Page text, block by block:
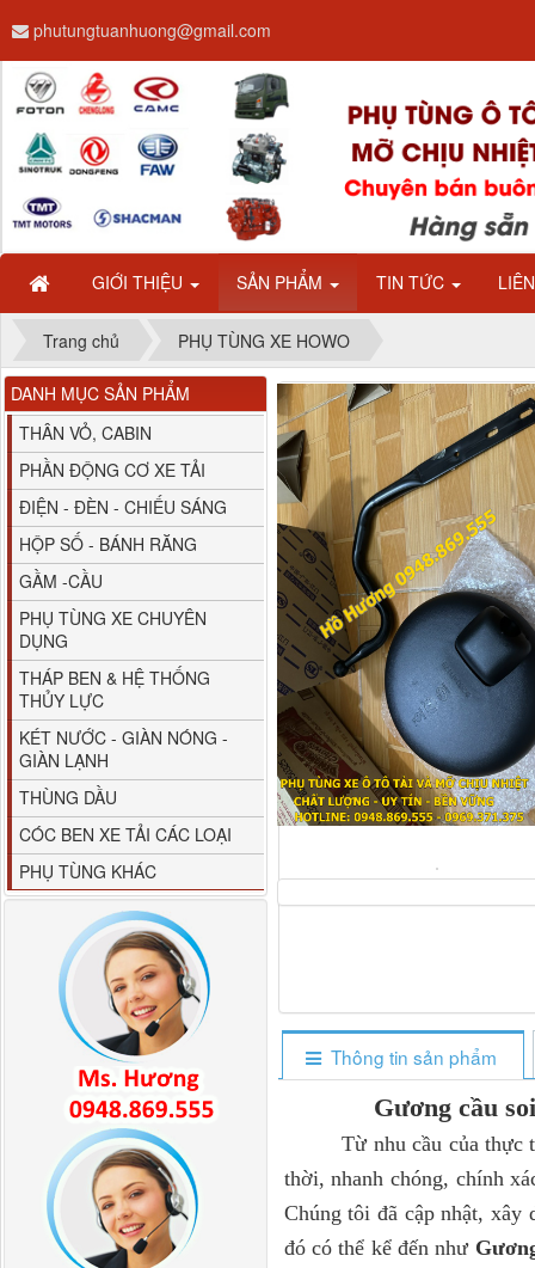
GIỚI THIỆU SẢN PHẨM TIN TỨC
phutungtuanhuong@gmail.com
Trang chủ PHỤ TÙNG XE HOWO
Thông tin sản phẩm
Gương cầu
Từ nhu cầu của thực
thời, nhanh chóng, chính
Chúng tôi đã cập nhật,
đó có thể kể đến như
DANH MỤC SẢN PHẨM
THÂN VỎ, CABIN
PHẦN ĐỘNG CƠ XE TẢI
ĐIỆN - ĐÈN - CHIẾU SÁNG
HỘP SỐ - BÁNH RĂNG
GẦM -CẦU
PHỤ TÙNG XE CHUYÊN
DỤNG
THÁP BEN & HỆ THỐNG
THỦY LỰC
KÉT NƯỚC - GIÀN NÓNG -
GIÀN LẠNH
THÙNG DẦU
CÓC BEN XE TẢI CÁC LOẠI
PHỤ TÙNG KHÁC
Dây ga CAMC H08 dài
2.68m
Bình nước phụ
Chenglong hải âu...
80YHCB-60 Bơm xăng
dầu 60m3/h...
M4610162101A0 Tapbi
cửa Thaco...